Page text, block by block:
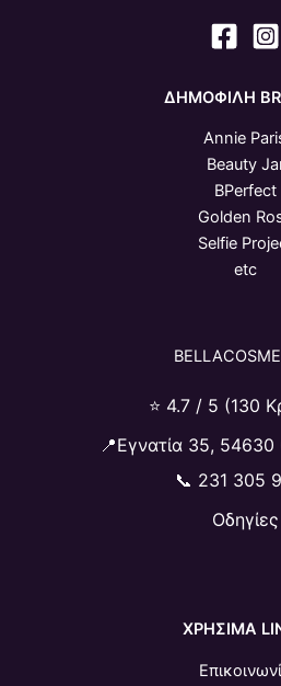
ΔΗΜΟΦΙΛΗ
Annie
Beauty
BPerfect
Golden
Selfie
etc
⭐ 4.7 / 5 (130
📍Εγνατία 35,
📞 231 305
Οδηγίες
ΧΡΗΣΙΜΑ